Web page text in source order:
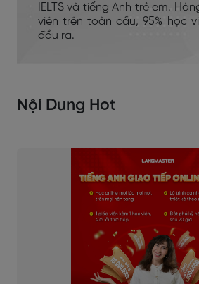
IELTS và tiếng Anh trẻ em.
viên trên toàn cầu, 95% học
đầu ra.
Nội Dung Hot